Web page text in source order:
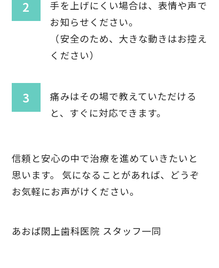
手を上げにくい場合は、表情や声で
お知らせください。
（安全のため、大きな動きはお控え
ください）
痛みはその場で教えていただける
と、すぐに対応できます。
信頼と安心の中で治療を進めていきたいと
思います。 気になることがあれば、どうぞ
お気軽にお声がけください。
あおば閖上歯科医院 スタッフ一同